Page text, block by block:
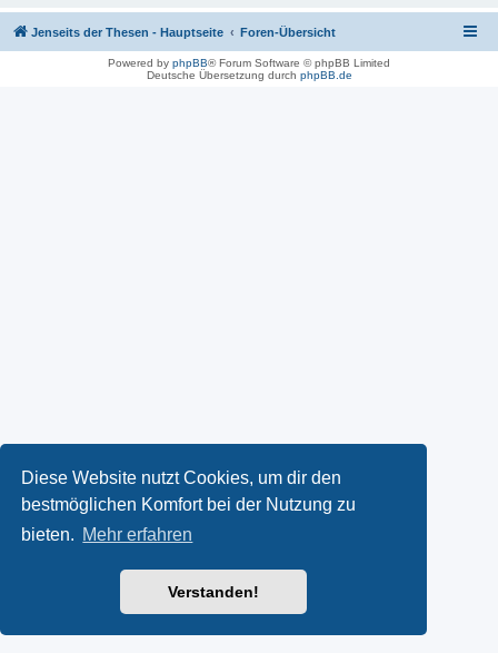
Diese Website nutzt Cookies, um dir den
bestmöglichen Komfort bei der Nutzung zu
bieten. Mehr erfahren
Verstanden!
Jenseits der Thesen - Hauptseite Foren-Übersicht
Powered by phpBB® Forum Software © phpBB Limited
Deutsche Übersetzung durch phpBB.de